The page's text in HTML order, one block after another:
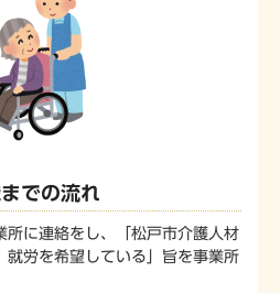
での流れ
所に連絡をし、「松戸市介護人材
就労を希望している」旨を事業所